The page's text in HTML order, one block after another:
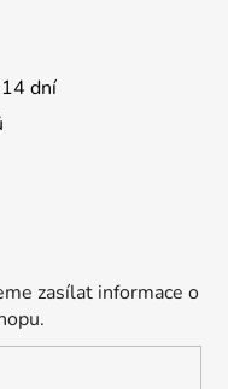
dní
zasílat informace o